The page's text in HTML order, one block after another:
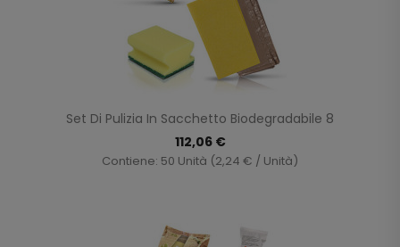
Set Di Pulizia In Sacchetto Biodegradabile 8
112,06 €
Contiene: 50 Unità (2,24 € / Unità)